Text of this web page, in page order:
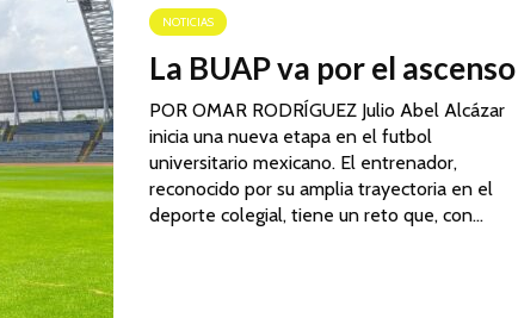
NOTICIAS
La BUAP va por el ascenso
POR OMAR RODRÍGUEZ Julio Abel Alcázar
inicia una nueva etapa en el futbol
universitario mexicano. El entrenador,
reconocido por su amplia trayectoria en el
deporte colegial, tiene un reto que, con...